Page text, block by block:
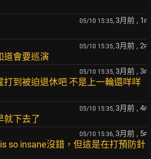
05/10 15:35, 3月前 , 1 F
05/10 15:35, 3月前 , 2F
道會要巡演
05/10 15:35, 3月前 , 3F
打到被迫退休吧 不是上一輪還咩咩
05/10 15:35, 3月前 , 4F
就下去了
05/10 15:36, 3月前 , 5F
so insane沒錯，但這是在打預防針